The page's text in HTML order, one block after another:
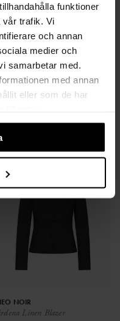
funktioner
vår trafik. Vi
och annan
medier och
samarbetar med.
med annan
eller som de har
NOIR
Linen Blazer
NOIR